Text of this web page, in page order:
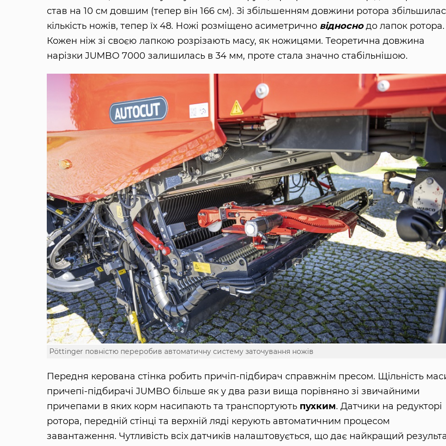
став на 10 см довшим (тепер він 166 см). Зі збільшенням довжини ротора
кількість ножів, тепер їх 48. Ножі розміщено асиметрично відноснодо лапок ротора.
Кожен ніж зі своєю лапкою розрізають масу, як ножицями. Теоретична довжина
нарізки JUMBO 7000 залишилась в 34 мм, проте стала значно стабільнішою.
Pöttinger повністю переробив автоматичну систему заточування ножів
Передня керована стінка робить причіп-підбирач справжнім пресом. Щільність
причепі-підбирачі JUMBO більше як у два рази вища порівняно зі звичайними
причепами в яких корм насипають та транспортують пухким. Датчики на редукторі
ротора, передній стінці та верхній ляді керують автоматичним процесом
завантаження. Чутливість всіх датчиків налаштовується, що дає найкращий